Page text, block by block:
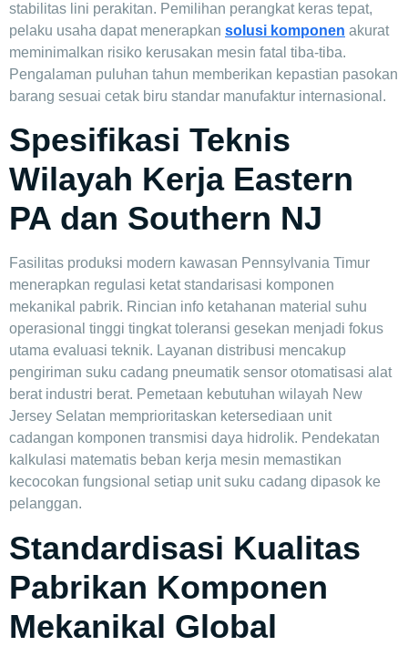
stabilitas lini perakitan. Pemilihan perangkat keras tepat,
pelaku usaha dapat menerapkan solusi komponen akurat
meminimalkan risiko kerusakan mesin fatal tiba-tiba.
Pengalaman puluhan tahun memberikan kepastian pasokan
barang sesuai cetak biru standar manufaktur internasional.
Spesifikasi Teknis
Wilayah Kerja Eastern
PA dan Southern NJ
Fasilitas produksi modern kawasan Pennsylvania Timur
menerapkan regulasi ketat standarisasi komponen
mekanikal pabrik. Rincian info ketahanan material suhu
operasional tinggi tingkat toleransi gesekan menjadi fokus
utama evaluasi teknik. Layanan distribusi mencakup
pengiriman suku cadang pneumatik sensor otomatisasi alat
berat industri berat. Pemetaan kebutuhan wilayah New
Jersey Selatan memprioritaskan ketersediaan unit
cadangan komponen transmisi daya hidrolik. Pendekatan
kalkulasi matematis beban kerja mesin memastikan
kecocokan fungsional setiap unit suku cadang dipasok ke
pelanggan.
Standardisasi Kualitas
Pabrikan Komponen
Mekanikal Global